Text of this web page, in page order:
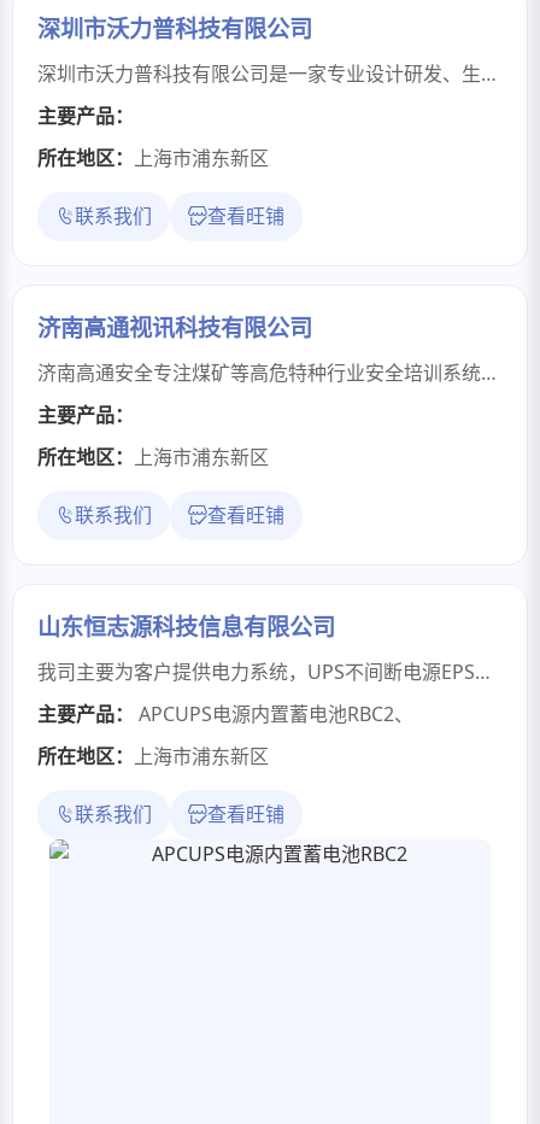
深圳市沃力普科技有限公司
深圳市沃力普科技有限公司是一家专业设计研发、生产和销售于一体的现代化电子企业。 我们致力于消费电子产品、电脑周边产品的设计、研发和生产。公司自主研发的产品获得多项专利，产品拥有前卫的设计理念，精湛的制作工艺，引领着市场潮流，产品畅销国内外市场，深得广大客户的青睐。瑞声达的产品范围包括：USB风扇、便携风扇、LED创意风扇、LED灯、加湿器、暖手宝等电子产品。 我们的主旨：让创意无处不在，科技改变生活。我司始终坚持以品质至上，创新为主，快乐感恩，诚信共赢的核心价值及服务理念，成为各大经销批发商、国内电商、跨境电商、外贸公司、礼品公司及国内外客户的金牌供应商。
主要产品：
所在地区： 上海市浦东新区
联系我们 查看旺铺
济南高通视讯科技有限公司
济南高通安全专注煤矿等高危特种行业安全培训系统开发，提供煤矿VR培训系统、VR安全教育软件、应急演练、虚拟仿真实训教学软件、自救器考培设备等定制开发。以及特种行业安全技能培训。提供沉浸式智能教培解决方案。为特种作业行业构建“学，练，考，管”全流程智能化实训教培体系。合作：13156173658
主要产品：
所在地区： 上海市浦东新区
联系我们 查看旺铺
山东恒志源科技信息有限公司
我司主要为客户提供电力系统，UPS不间断电源EPS应急电源设备
主要产品：
APCUPS电源内置蓄电池RBC2、
所在地区： 上海市浦东新区
联系我们 查看旺铺